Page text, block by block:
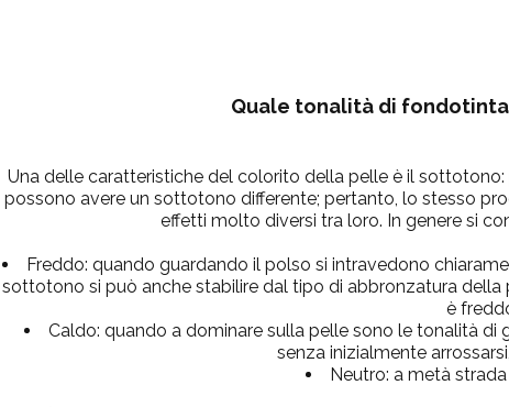
Quale tonalità di
Una delle caratteristiche del colorito della pelle è il
possono avere un sottotono differente; pertanto, lo stesso
effetti molto diversi tra loro. In genere si
Freddo: quando guardando il polso si intravedono
sottotono si può anche stabilire dal tipo di abbronzatura della
è
Caldo: quando a dominare sulla pelle sono le tonalità di
senza inizialmente
Neutro: a metà